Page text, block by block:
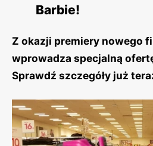
Barbie!
Z okazji premiery nowego
wprowadza specjalną
Sprawdź szczegóły już